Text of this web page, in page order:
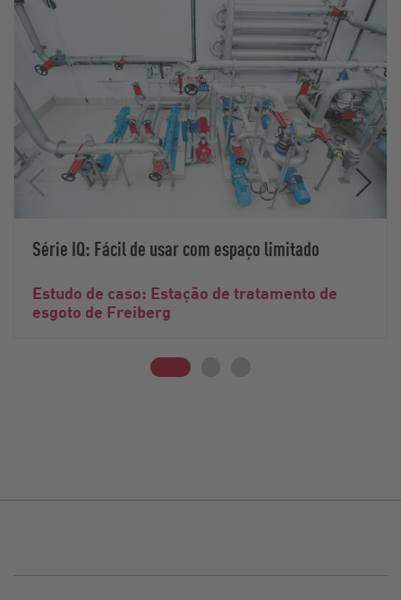
Série IQ: Fácil de usar com espaço limitado
Estudo de caso: Estação de tratamento de
esgoto de Freiberg